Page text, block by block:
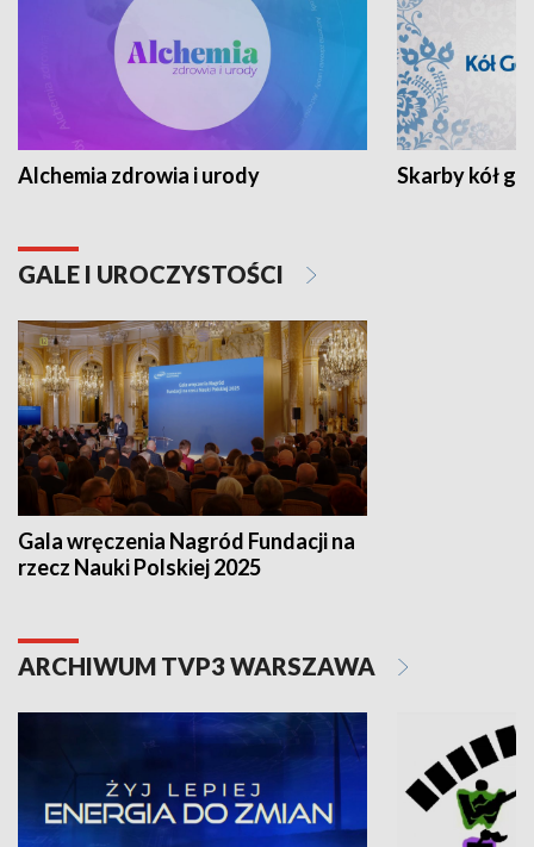
Alchemia zdrowia i urody Skarby kół
GALE I UROCZYSTOŚCI
Gala wręczenia Nagród Fundacji na
rzecz Nauki Polskiej 2025
ARCHIWUM TVP3 WARSZAWA